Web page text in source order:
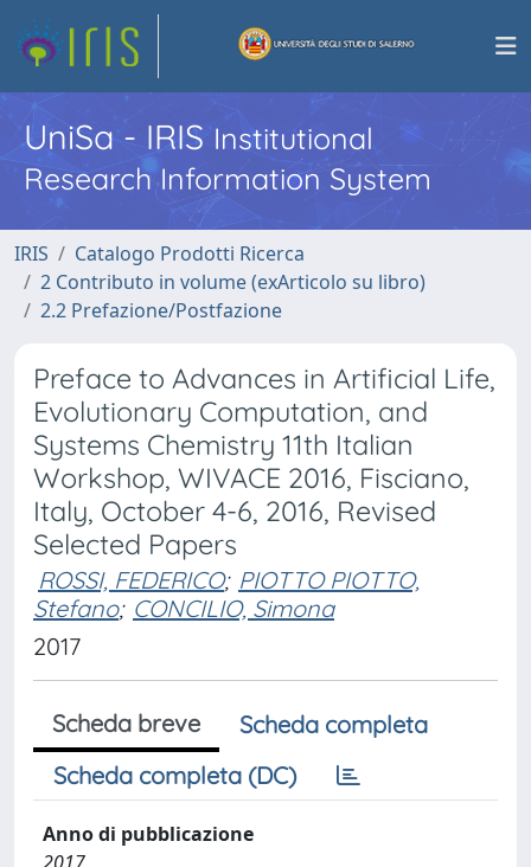
UniSa - IRISInstitutional
Research Information System
IRIS
Catalogo Prodotti Ricerca
2 Contributo in volume (exArticolo su libro)
2.2 Prefazione/Postfazione
Preface to Advances in Artificial Life,
Evolutionary Computation, and
Systems Chemistry 11th Italian
Workshop, WIVACE 2016, Fisciano,
Italy, October 4-6, 2016, Revised
Selected Papers
ROSSI, FEDERICO; PIOTTO PIOTTO,
Stefano; CONCILIO, Simona
2017
Scheda breve
Scheda completa
Scheda completa (DC)
Anno di pubblicazione